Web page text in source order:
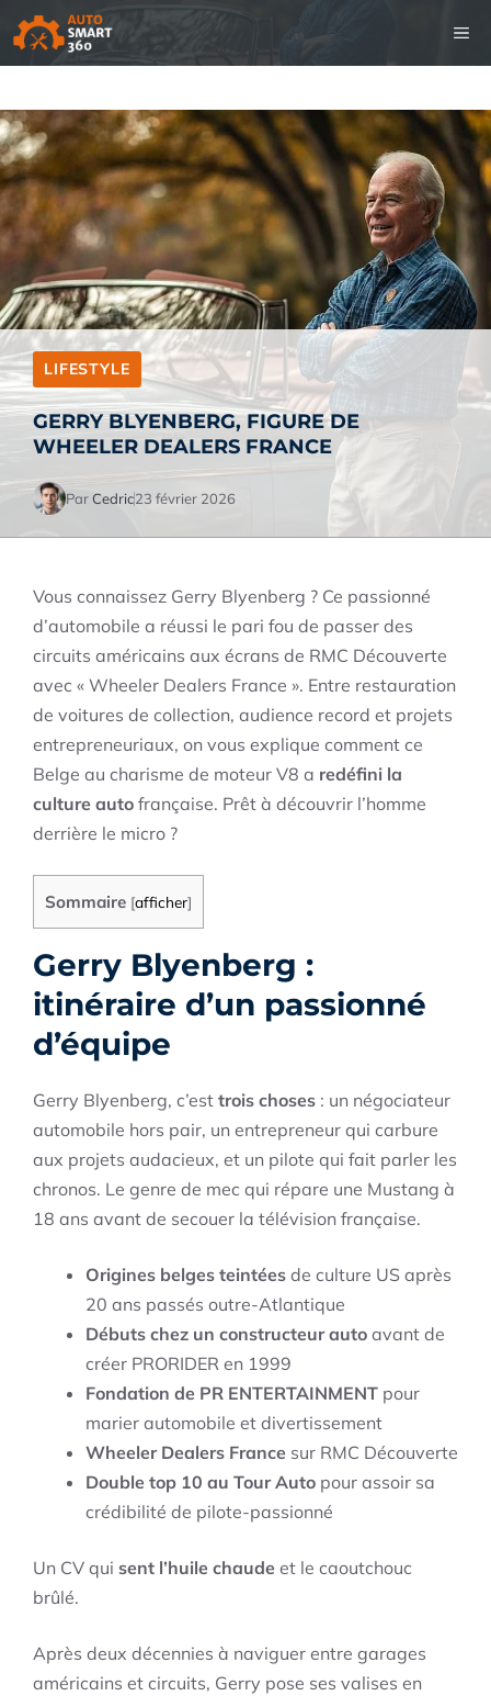
Aller
au
contenu
LIFESTYLE
GERRY BLYENBERG, FIGURE DE
WHEELER DEALERS FRANCE
ParCedric23 février 2026
Vous connaissez Gerry Blyenberg ? Ce passionné
d’automobile a réussi le pari fou de passer des
circuits américains aux écrans de RMC Découverte
avec « Wheeler Dealers France ». Entre restauration
de voitures de collection, audience record et projets
entrepreneuriaux, on vous explique comment ce
Belge au charisme de moteur V8 a redéfini la
culture auto française. Prêt à découvrir l’homme
derrière le micro ?
Sommaire [afficher]
Gerry Blyenberg :
itinéraire d’un passionné
d’équipe
Gerry Blyenberg, c’est trois choses : un négociateur
automobile hors pair, un entrepreneur qui carbure
aux projets audacieux, et un pilote qui fait parler les
chronos. Le genre de mec qui répare une Mustang à
18 ans avant de secouer la télévision française.
Origines belges teintées de culture US après
20 ans passés outre-Atlantique
Débuts chez un constructeur auto avant de
créer PRORIDER en 1999
Fondation de PR ENTERTAINMENT pour
marier automobile et divertissement
Wheeler Dealers France sur RMC Découverte
Double top 10 au Tour Auto pour assoir sa
crédibilité de pilote-passionné
Un CV qui sent l’huile chaude et le caoutchouc
brûlé.
Après deux décennies à naviguer entre garages
américains et circuits, Gerry pose ses valises en